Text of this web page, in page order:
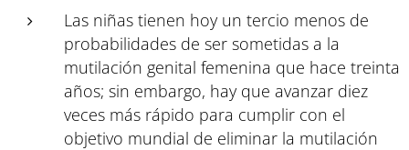
Las niñas tienen hoy un tercio menos de
probabilidades de ser sometidas a la
mutilación genital femenina que hace treinta
años; sin embargo, hay que avanzar diez
veces más rápido para cumplir con el
objetivo mundial de eliminar la mutilación